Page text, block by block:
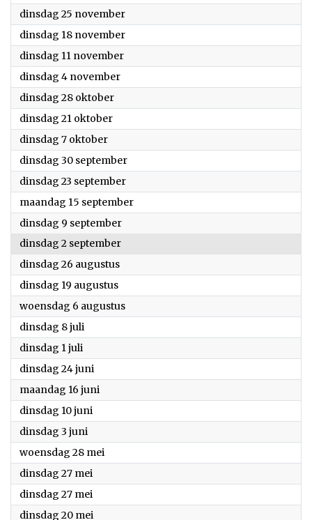
dinsdag 25 november2025
dinsdag 18 november2025
dinsdag 11 november2025
dinsdag 4 november2025
dinsdag 28 oktober2025
dinsdag 21 oktober2025
dinsdag 7 oktober2025
dinsdag 30 september2025
dinsdag 23 september2025
maandag 15 september2025
dinsdag 9 september2025
dinsdag 2 september2025
dinsdag 26 augustus2025
dinsdag 19 augustus2025
woensdag 6 augustus2025
dinsdag 8 juli
dinsdag 1 juli
dinsdag 24 juni
maandag 16 juni
dinsdag 10 juni
dinsdag 3 juni
woensdag 28 mei
dinsdag 27 mei
dinsdag 27 mei
dinsdag 20 mei